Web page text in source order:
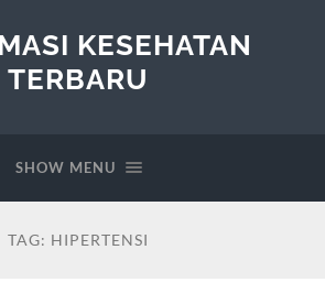
KESEHATAN
TERBARU
SHOW MENU
TAG: HIPERTENSI